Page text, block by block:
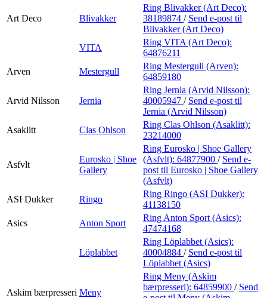
Art Deco Blivakker
Ring Blivakker (Art Deco):
38189874 / Send e-post til
Blivakker (Art Deco)
VITA
Ring VITA (Art Deco):
64876211
Arven
Mestergull
Ring Mestergull (Arven):
64859180
Arvid Nilsson Jernia
Ring Jernia (Arvid Nilsson):
40005947 / Send e-post til
Jernia (Arvid Nilsson)
Asaklitt
Clas Ohlson
Ring Clas Ohlson (Asaklitt):
23214000
Asfvlt
Eurosko | Shoe
Gallery
Ring Eurosko | Shoe Gallery
(Asfvlt): 64877900 / Send e-
post til Eurosko | Shoe Gallery
(Asfvlt)
ASI Dukker
Ringo
Ring Ringo (ASI Dukker):
41138150
Asics
Anton Sport
Ring Anton Sport (Asics):
47474168
Löplabbet
Ring Löplabbet (Asics):
40004884 / Send e-post til
Löplabbet (Asics)
Askim bærpresseri Meny
Ring Meny (Askim
bærpresseri): 64859900 / Send